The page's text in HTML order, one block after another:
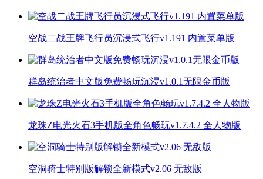
空战二战王牌飞行员沉浸式飞行v1.191 内置菜单版
群岛统治者中文版免费畅玩沉浸v1.0.1无限金币版
龙珠Z电光火石3手机版全角色畅玩v1.7.4.2 全人物版
空洞骑士特别版解锁全新模式v2.06 无敌版